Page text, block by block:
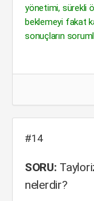
yönetimi, sürekli
beklemeyi fakat
sonuçların
#14
SORU:
nelerdir?